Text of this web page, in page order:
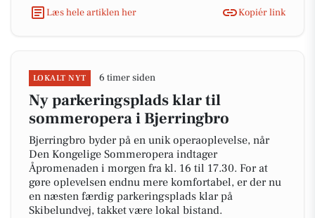
Læs hele artiklen her Kopiér link
LOKALT NYT 6 timer siden
Ny parkeringsplads klar til
sommeropera i Bjerringbro
Bjerringbro byder på en unik operaoplevelse, når
Den Kongelige Sommeropera indtager
Åpromenaden i morgen fra kl. 16 til 17.30. For at
gøre oplevelsen endnu mere komfortabel, er der nu
en næsten færdig parkeringsplads klar på
Skibelundvej, takket være lokal bistand.